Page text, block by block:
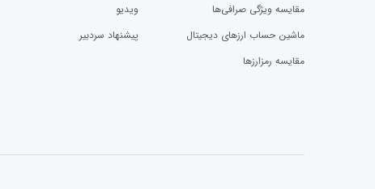
مقایسه ویژگی صرافی‌ها
ماشین حساب ارزهای دیجیتال
مقایسه رمزارز‌ها
ویدیو
پیشنهاد سردبیر